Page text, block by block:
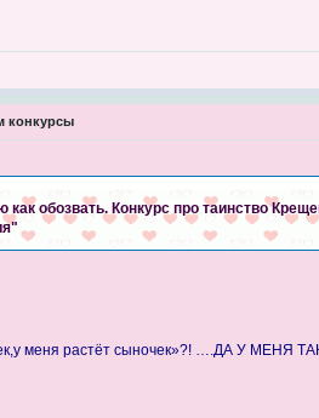
конкурсы
обозвать. Конкурс про таинство
меня растёт сыночек»?! ….ДА У